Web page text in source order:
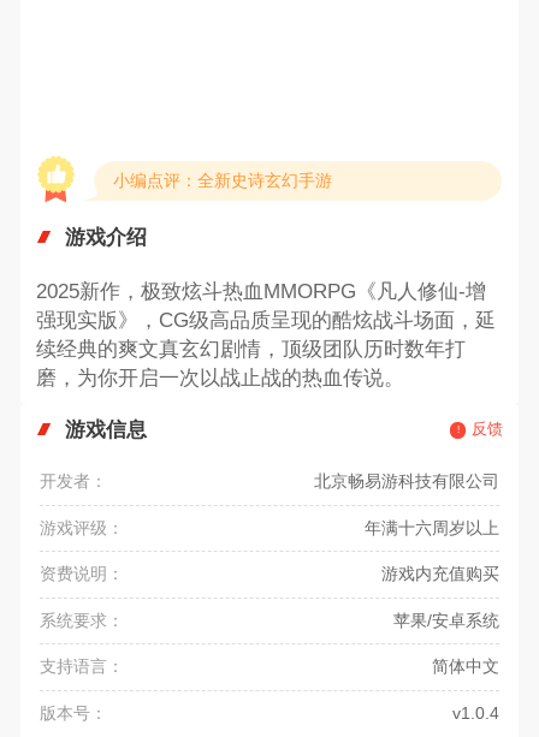
小编点评：全新史诗玄幻手游
游戏介绍
2025新作，极致炫斗热血MMORPG《凡人修仙-增
强现实版》，CG级高品质呈现的酷炫战斗场面，延
续经典的爽文真玄幻剧情，顶级团队历时数年打
磨，为你开启一次以战止战的热血传说。
游戏信息 反馈
开发者： 北京畅易游科技有限公司
游戏评级： 年满十六周岁以上
资费说明： 游戏内充值购买
系统要求： 苹果/安卓系统
支持语言： 简体中文
版本号： v1.0.4